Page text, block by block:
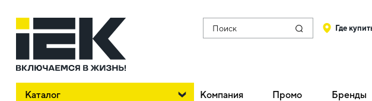
Поиск Где
Каталог Компания Промо Бренды